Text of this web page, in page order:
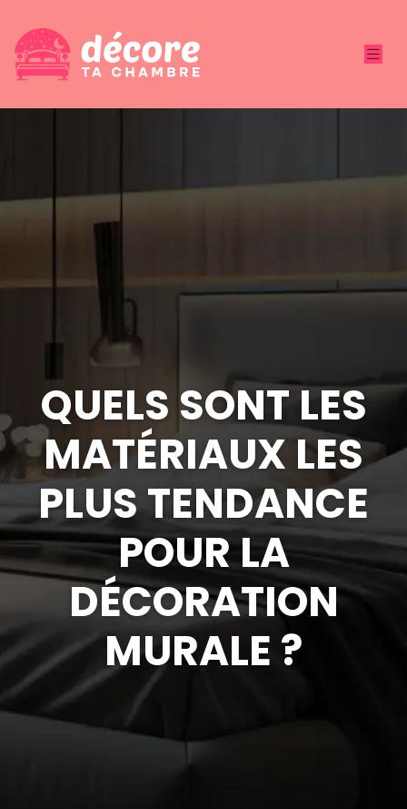
QUELS SONT LES
MATÉRIAUX LES
PLUS TENDANCE
POUR LA
DÉCORATION
MURALE ?